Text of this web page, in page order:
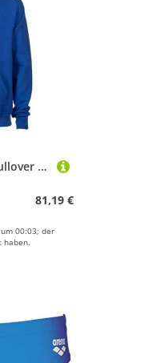
Arena Panel Kapuzenpullover 800 S
81,19 €
00:03; der
haben.